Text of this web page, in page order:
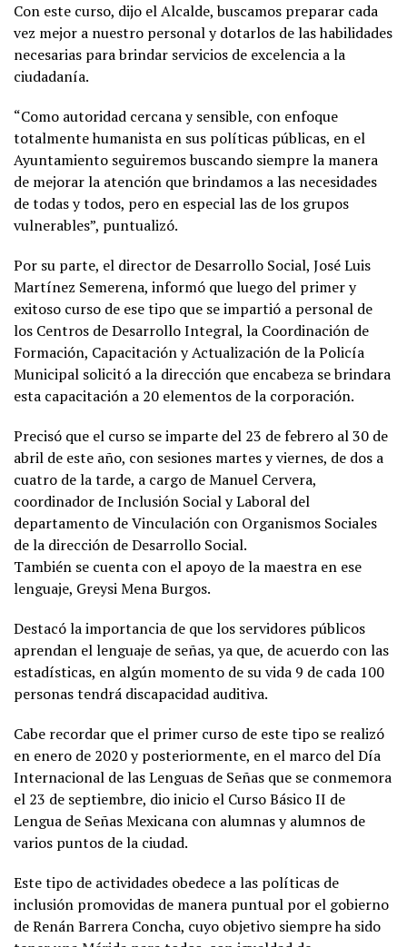
Con este curso, dijo el Alcalde, buscamos preparar cada
vez mejor a nuestro personal y dotarlos de las habilidades
necesarias para brindar servicios de excelencia a la
ciudadanía.
“Como autoridad cercana y sensible, con enfoque
totalmente humanista en sus políticas públicas, en el
Ayuntamiento seguiremos buscando siempre la manera
de mejorar la atención que brindamos a las necesidades
de todas y todos, pero en especial las de los grupos
vulnerables”, puntualizó.
Por su parte, el director de Desarrollo Social, José Luis
Martínez Semerena, informó que luego del primer y
exitoso curso de ese tipo que se impartió a personal de
los Centros de Desarrollo Integral, la Coordinación de
Formación, Capacitación y Actualización de la Policía
Municipal solicitó a la dirección que encabeza se brindara
esta capacitación a 20 elementos de la corporación.
Precisó que el curso se imparte del 23 de febrero al 30 de
abril de este año, con sesiones martes y viernes, de dos a
cuatro de la tarde, a cargo de Manuel Cervera,
coordinador de Inclusión Social y Laboral del
departamento de Vinculación con Organismos Sociales
de la dirección de Desarrollo Social.
También se cuenta con el apoyo de la maestra en ese
lenguaje, Greysi Mena Burgos.
Destacó la importancia de que los servidores públicos
aprendan el lenguaje de señas, ya que, de acuerdo con las
estadísticas, en algún momento de su vida 9 de cada 100
personas tendrá discapacidad auditiva.
Cabe recordar que el primer curso de este tipo se realizó
en enero de 2020 y posteriormente, en el marco del Día
Internacional de las Lenguas de Señas que se conmemora
el 23 de septiembre, dio inicio el Curso Básico II de
Lengua de Señas Mexicana con alumnas y alumnos de
varios puntos de la ciudad.
Este tipo de actividades obedece a las políticas de
inclusión promovidas de manera puntual por el gobierno
de Renán Barrera Concha, cuyo objetivo siempre ha sido